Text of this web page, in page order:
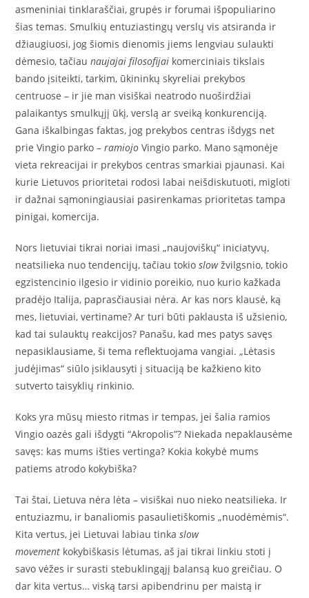
asmeniniai tinklaraščiai, grupės ir forumai išpopuliarino
šias temas. Smulkių entuziastingų verslų vis atsiranda ir
džiaugiuosi, jog šiomis dienomis jiems lengviau sulaukti
dėmesio, tačiaunaujajai filosofijai komerciniais tikslais
bando įsiteikti, tarkim, ūkininkų skyreliai prekybos
centruose – ir jie man visiškai neatrodo nuoširdžiai
palaikantys smulkųjį ūkį, verslą ar sveiką konkurenciją.
Gana iškalbingas faktas, jog prekybos centras išdygs net
prie Vingio parko –ramiojo Vingio parko. Mano sąmonėje
vieta rekreacijai ir prekybos centras smarkiai pjaunasi. Kai
kurie Lietuvos prioritetai rodosi labai neišdiskutuoti, migloti
ir dažnai sąmoningiausiai pasirenkamas prioritetas tampa
pinigai, komercija.
Nors lietuviai tikrai noriai imasi „naujoviškų“ iniciatyvų,
neatsilieka nuo tendencijų, tačiau tokioslowžvilgsnio, tokio
egzistencinio ilgesio ir vidinio poreikio, nuo kurio kažkada
pradėjo Italija, paprasčiausiai nėra. Ar kas nors klausė, ką
mes, lietuviai, vertiname? Ar turi būti paklausta iš užsienio,
kad tai sulauktų reakcijos? Panašu, kad mes patys savęs
nepasiklausiame, ši tema reflektuojama vangiai. „Lėtasis
judėjimas“ siūlo įsiklausyti į situaciją be kažkieno kito
sutverto taisyklių rinkinio.
Koks yra mūsų miesto ritmas ir tempas, jei šalia ramios
Vingio oazės gali išdygti “Akropolis”? Niekada nepaklausėme
savęs: kas mums išties vertinga? Kokia kokybė mums
patiems atrodo kokybiška?
Tai štai, Lietuva nėra lėta – visiškai nuo nieko neatsilieka. Ir
entuziazmu, ir banaliomis pasaulietiškomis „nuodėmėmis“.
Kita vertus, jei Lietuvai labiau tinkaslow
movement kokybiškasis lėtumas, aš jai tikrai linkiu stoti į
savo vėžes ir surasti stebuklingąjį balansą kuo greičiau. O
dar kita vertus… viską tarsi apibendrinu per maistą ir